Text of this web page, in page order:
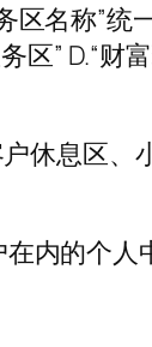
名称”统
区” D.“财
休息区、
内的个